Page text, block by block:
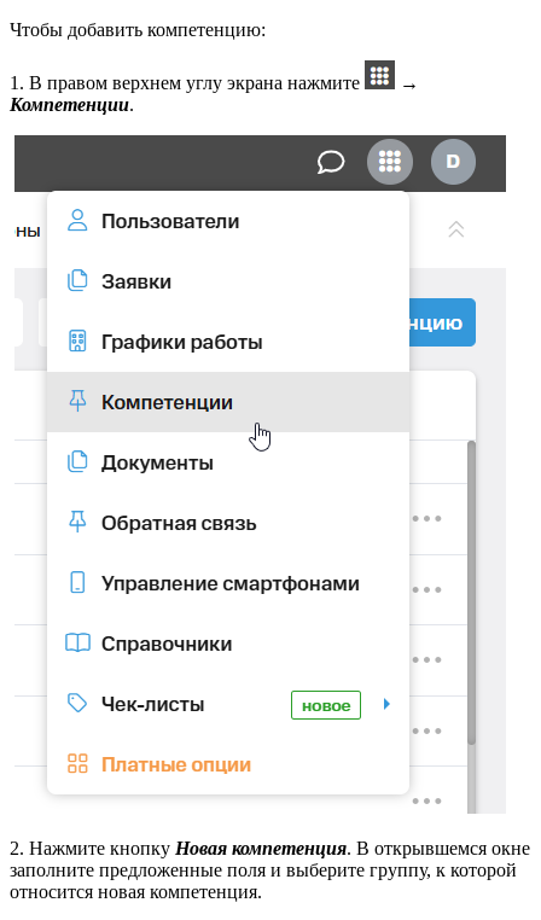
Чтобы добавить компетенцию:
1. В правом верхнем углу экрана нажмите
→
Компетенции.
2. Нажмите кнопку Новая компетенция. В открывшемся окне
заполните предложенные поля и выберите группу, к которой
относится новая компетенция.